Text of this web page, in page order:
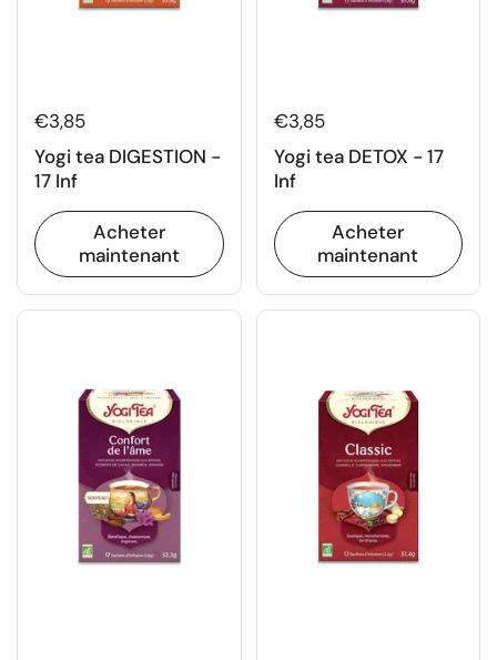
€3,85
Yogi tea DIGESTION -
17 Inf
Acheter
maintenant
€3,85
Yogi tea DETOX - 17
Inf
Acheter
maintenant